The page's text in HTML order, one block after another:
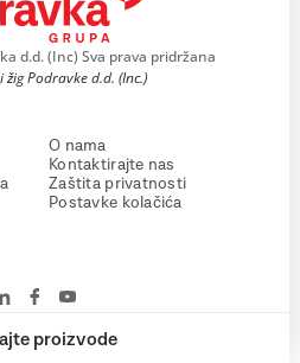
proizvode
d.d. (Inc) Sva prava pridržana
Podravke d.d. (Inc.)
O nama
Kontaktirajte nas
Zaštita privatnosti
Postavke kolačića